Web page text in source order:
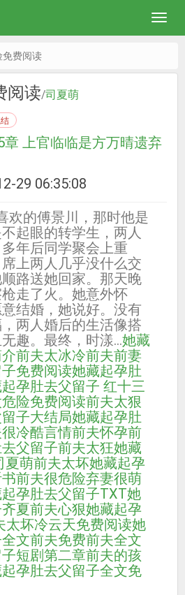
免费阅读
阅读/司夏萌
章 上官临临是方万晴遗弃
29 06:35:08
欢的傅景川，那时他是
起眼的转学生，两人
年后同学聚会上重
上两人几乎没什么交
路送她回家。那天晚
走了火。她意外怀
结婚，她说好。没有
两人婚后的生活像搭
趣。最终，时漾...她藏
前夫太冰冷前夫前妻
免费阅读她藏起孕肚
孕肚去父留子 红十三
险免费阅读前夫太狠
子大结局她藏起孕肚
冷酷言情前夫怀孕前
父留子前夫太狂她藏
夏萌前夫太坏她藏起孕
前夫很危险弃妻很萌
孕肚去父留子TXT她
夏前夫心狠她藏起孕
太坏冷云天免费阅读她
文前夫免费前夫全文
短剧第二章前夫的孩
孕肚去父留子全文免